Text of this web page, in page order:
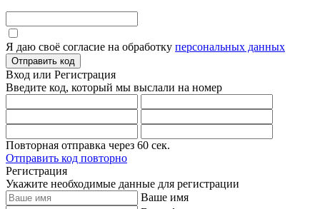
Я даю своё согласие на обработку персональных данных
Отправить код
Вход или Регистрация
Введите код, который мы выслали на номер
Повторная отправка через 60 сек.
Отправить код повторно
Регистрация
Укажите необходимые данные для регистрации
Ваше имя